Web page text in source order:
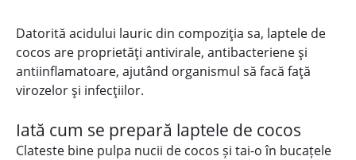
Datorită acidului lauric din compoziţia sa, laptele de
cocos are proprietăţi antivirale, antibacteriene şi
antiinflamatoare, ajutând organismul să facă faţă
virozelor şi infecţiilor.
Iată cum se prepară laptele de cocos
Clateste bine pulpa nucii de cocos și tai-o în bucațele